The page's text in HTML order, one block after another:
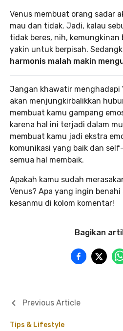
Venus membuat orang sadar
mau dan tidak. Jadi, kalau
tidak beres, nih, kemungkinan
yakin untuk berpisah.
harmonis malah makin
Jangan khawatir menghadapi
akan menjungkirbalikkan
membuat kamu gampang
karena hal ini terjadi dalam
membuat kamu jadi ekstra
komunikasi yang baik dan
semua hal membaik.
Apakah kamu sudah
Venus? Apa yang ingin
kesanmu di kolom komentar!
Bagikan
Tips & Lifestyle
Previous Article